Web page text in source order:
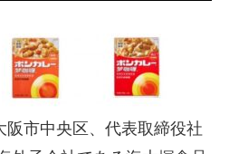
市中央区、代表取締役社